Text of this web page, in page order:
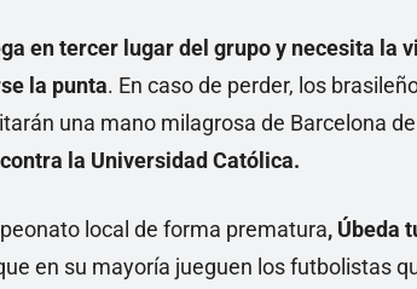
en tercer lugar del grupo y necesita la
la punta. En caso de perder, los
una mano milagrosa de Barcelona
la Universidad Católica.
local de forma prematura, Úbeda
en su mayoría jueguen los futbolistas